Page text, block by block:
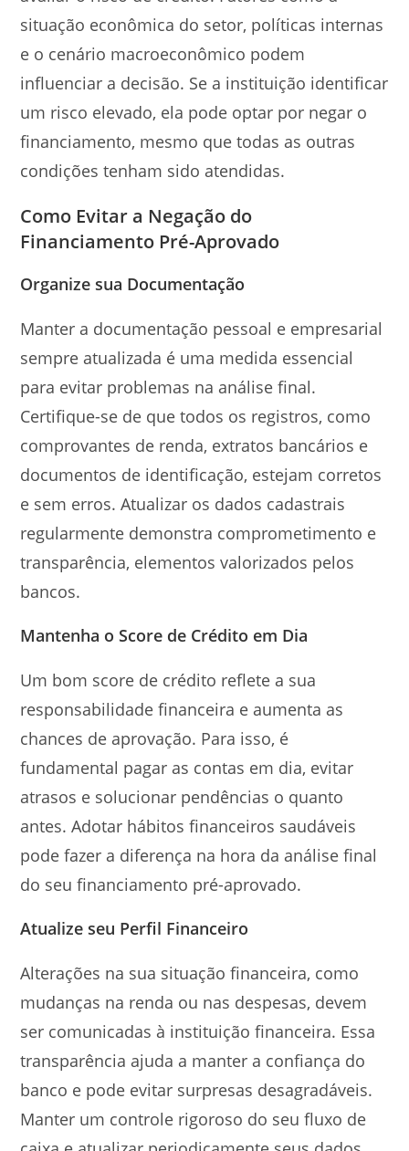
situação econômica do setor, políticas internas
e o cenário macroeconômico podem
influenciar a decisão. Se a instituição identificar
um risco elevado, ela pode optar por negar o
financiamento, mesmo que todas as outras
condições tenham sido atendidas.
Como Evitar a Negação do
Financiamento Pré-Aprovado
Organize sua Documentação
Manter a documentação pessoal e empresarial
sempre atualizada é uma medida essencial
para evitar problemas na análise final.
Certifique-se de que todos os registros, como
comprovantes de renda, extratos bancários e
documentos de identificação, estejam corretos
e sem erros. Atualizar os dados cadastrais
regularmente demonstra comprometimento e
transparência, elementos valorizados pelos
bancos.
Mantenha o Score de Crédito em Dia
Um bom score de crédito reflete a sua
responsabilidade financeira e aumenta as
chances de aprovação. Para isso, é
fundamental pagar as contas em dia, evitar
atrasos e solucionar pendências o quanto
antes. Adotar hábitos financeiros saudáveis
pode fazer a diferença na hora da análise final
do seu financiamento pré-aprovado.
Atualize seu Perfil Financeiro
Alterações na sua situação financeira, como
mudanças na renda ou nas despesas, devem
ser comunicadas à instituição financeira. Essa
transparência ajuda a manter a confiança do
banco e pode evitar surpresas desagradáveis.
Manter um controle rigoroso do seu fluxo de